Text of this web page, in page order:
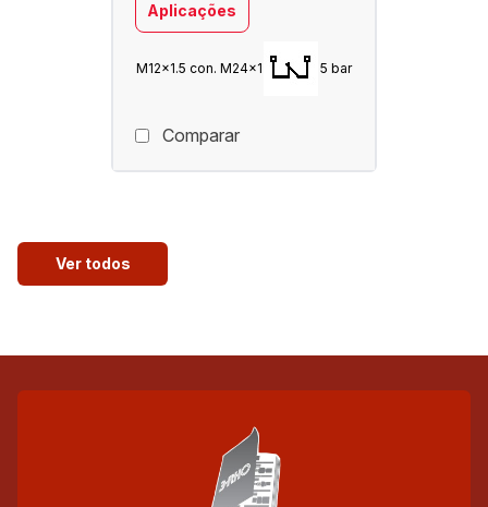
Aplicações
M12x1.5 con. M24x1 5 bar
Comparar
Ver todos